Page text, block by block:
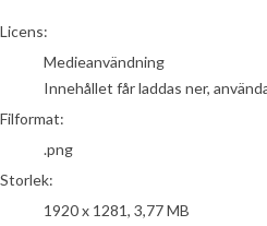
go to media item
Licens:
Medieanvändning
Innehållet får laddas ner,
Filformat:
.png
Storlek:
1920 x 1281, 3,77 MB